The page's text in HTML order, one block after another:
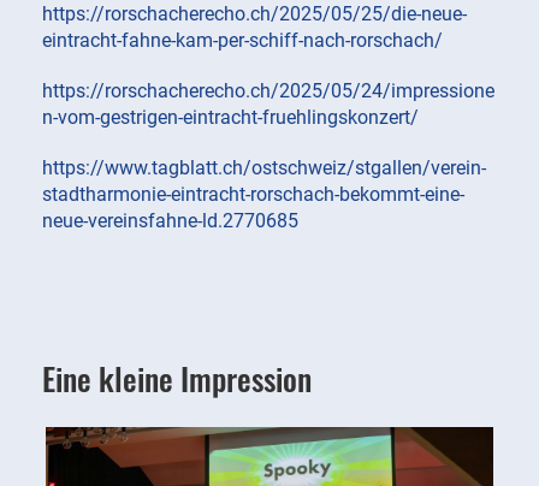
https://rorschacherecho.ch/2025/05/25/die-neue-
eintracht-fahne-kam-per-schiff-nach-rorschach/
https://rorschacherecho.ch/2025/05/24/impressione
n-vom-gestrigen-eintracht-fruehlingskonzert/
https://www.tagblatt.ch/ostschweiz/stgallen/verein-
stadtharmonie-eintracht-rorschach-bekommt-eine-
neue-vereinsfahne-ld.2770685
Eine kleine Impression